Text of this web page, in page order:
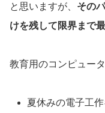
と思いますが、 その
けを残して限界まで
教育用のコンピュー
夏休みの電子工